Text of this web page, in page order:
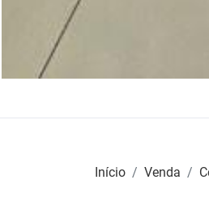
Início Venda